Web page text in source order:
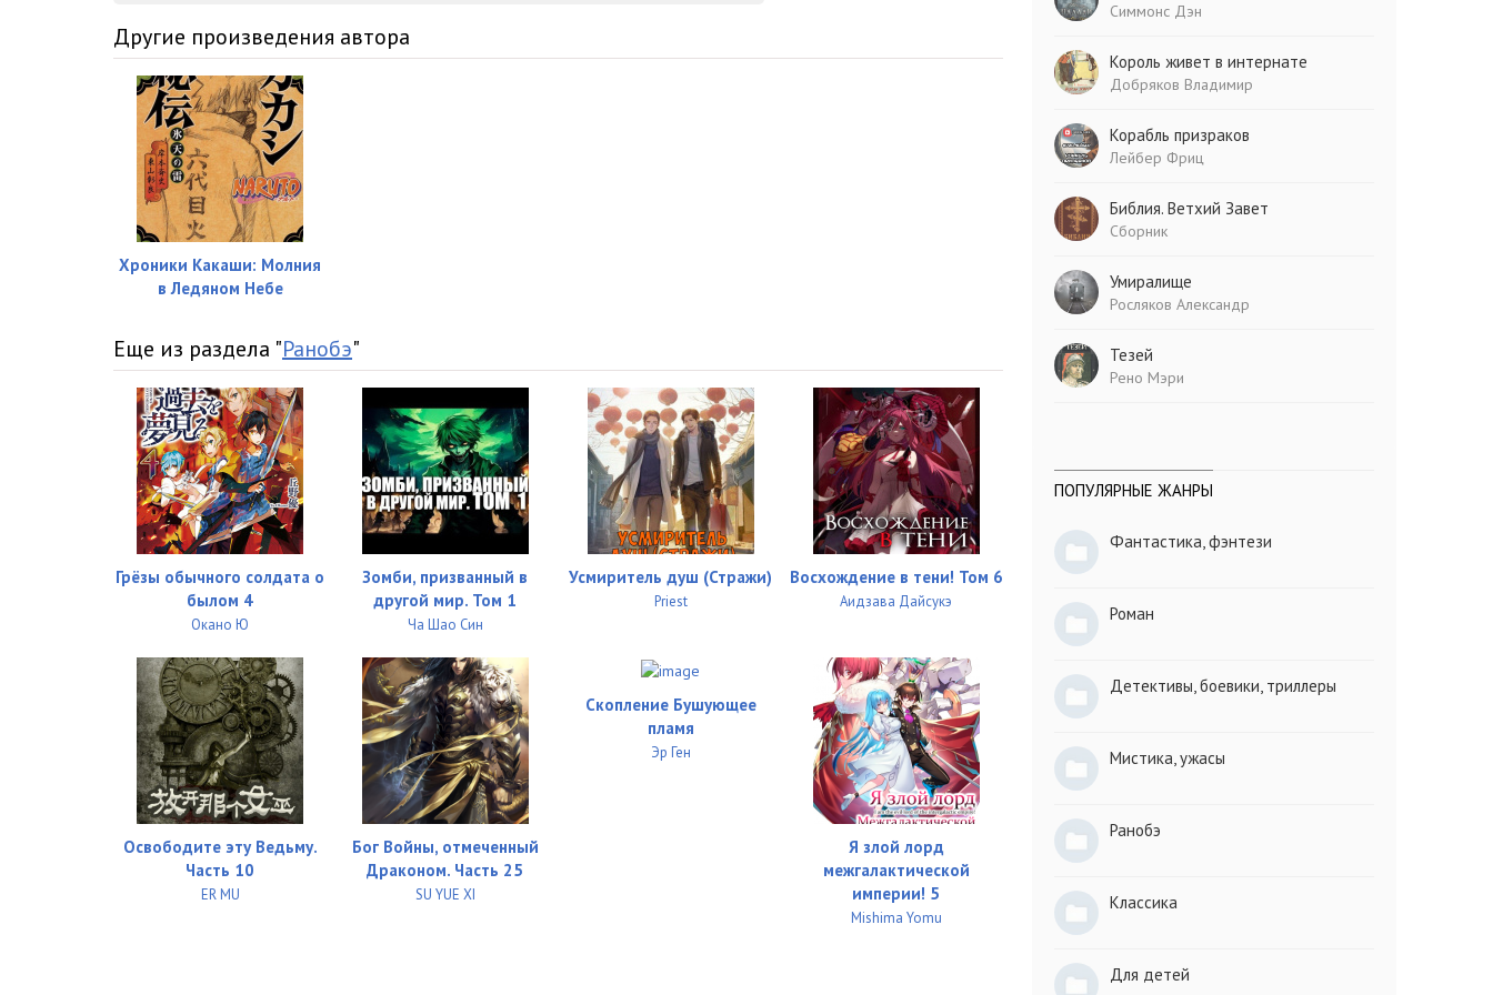
Другие произведения автора
Хроники Какаши: Молния
в Ледяном Небе
Еще из раздела "Ранобэ"
Грёзы обычного солдата о
былом 4
Окано Ю
Зомби, призванный в
другой мир. Том 1
Ча Шао Син
Усмиритель душ (Стражи)
Priest
Восхождение в тени! Том 6
Аидзава Дайсукэ
Освободите эту Ведьму.
Часть 10
ER MU
Бог Войны, отмеченный
Драконом. Часть 25
SU YUE XI
Скопление Бушующее
пламя
Эр Ген
Я злой лорд
межгалактической
империи! 5
Mishima Yomu
Симмонс Дэн
Король живет в интернате
Добряков Владимир
Корабль призраков
Лейбер Фриц
Библия. Ветхий Завет
Сборник
Умиралище
Росляков Александр
Тезей
Рено Мэри
ПОПУЛЯРНЫЕ ЖАНРЫ
Фантастика, фэнтези
Роман
Детективы, боевики, триллеры
Мистика, ужасы
Ранобэ
Классика
Для детей